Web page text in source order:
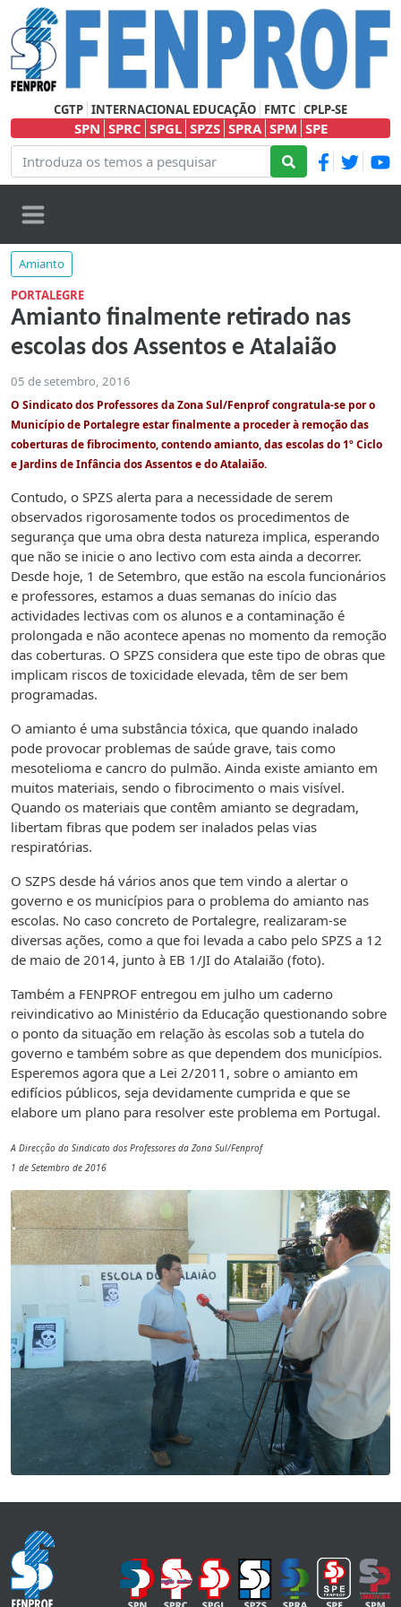
CGTP INTERNACIONAL EDUCAÇÃO FMTC CPLP-SE
SPN SPRC SPGL SPZS SPRA SPM SPE
Amianto
PORTALEGRE
Amianto finalmente retirado nas
escolas dos Assentos e Atalaião
05 de setembro, 2016
O Sindicato dos Professores da Zona Sul/Fenprof congratula-se por o
Município de Portalegre estar finalmente a proceder à remoção das
coberturas de fibrocimento, contendo amianto, das escolas do 1º Ciclo
e Jardins de Infância dos Assentos e do Atalaião.
Contudo, o SPZS alerta para a necessidade de serem
observados rigorosamente todos os procedimentos de
segurança que uma obra desta natureza implica, esperando
que não se inicie o ano lectivo com esta ainda a decorrer.
Desde hoje, 1 de Setembro, que estão na escola funcionários
e professores, estamos a duas semanas do início das
actividades lectivas com os alunos e a contaminação é
prolongada e não acontece apenas no momento da remoção
das coberturas. O SPZS considera que este tipo de obras que
implicam riscos de toxicidade elevada, têm de ser bem
programadas.
O amianto é uma substância tóxica, que quando inalado
pode provocar problemas de saúde grave, tais como
mesotelioma e cancro do pulmão. Ainda existe amianto em
muitos materiais, sendo o fibrocimento o mais visível.
Quando os materiais que contêm amianto se degradam,
libertam fibras que podem ser inalados pelas vias
respiratórias.
O SZPS desde há vários anos que tem vindo a alertar o
governo e os municípios para o problema do amianto nas
escolas. No caso concreto de Portalegre, realizaram-se
diversas ações, como a que foi levada a cabo pelo SPZS a 12
de maio de 2014, junto à EB 1/JI do Atalaião (foto).
Também a FENPROF entregou em julho um caderno
reivindicativo ao Ministério da Educação questionando sobre
o ponto da situação em relação às escolas sob a tutela do
governo e também sobre as que dependem dos municípios.
Esperemos agora que a Lei 2/2011, sobre o amianto em
edifícios públicos, seja devidamente cumprida e que se
elabore um plano para resolver este problema em Portugal.
A Direcção do Sindicato dos Professores da Zona Sul/Fenprof
1 de Setembro de 2016